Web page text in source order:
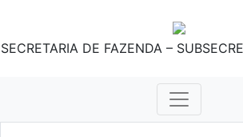
SECRETARIA DE FAZENDA –